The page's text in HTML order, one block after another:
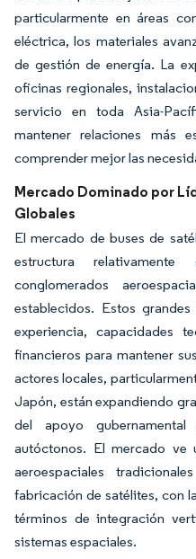
particularmente en áreas
eléctrica, los materiales
de gestión de energía. La
oficinas regionales,
servicio en toda Asia-
mantener relaciones más
comprender mejor las
Mercado Dominado por
Globales
El mercado de buses de
estructura
conglomerados
establecidos. Estos
experiencia, capacidades
financieros para mantener
actores locales,
Japón, están expandiendo
del apoyo
autóctonos. El mercado ve
aeroespaciales
fabricación de satélites, con
términos de integración
sistemas espaciales.